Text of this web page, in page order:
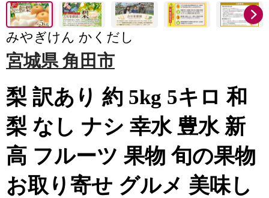
みやぎけん かくだし
宮城県 角田市
梨 訳あり 約 5kg 5キロ 和
梨 なし ナシ 幸水 豊水 新
高 フルーツ 果物 旬の果物
お取り寄せ グルメ 美味し